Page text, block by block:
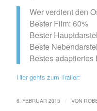
Wer verdient den
Bester Film: 60%
Bester
Beste
Bestes adaptiertes
Hier gehts zum Trailer:
6. FEBRUAR 2015 VON